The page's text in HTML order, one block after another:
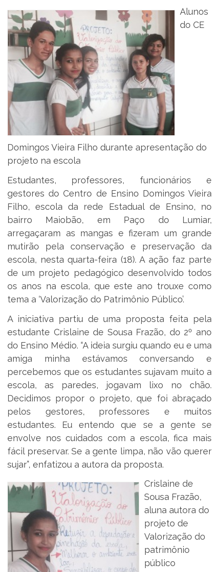
Alunos
do CE
Domingos Vieira Filho durante apresentação do
projeto na escola
Estudantes, professores, funcionários e
gestores do Centro de Ensino Domingos Vieira
Filho, escola da rede Estadual de Ensino, no
bairro Maiobão, em Paço do Lumiar,
arregaçaram as mangas e fizeram um grande
mutirão pela conservação e preservação da
escola, nesta quarta-feira (18). A ação faz parte
de um projeto pedagógico desenvolvido todos
os anos na escola, que este ano trouxe como
tema a ‘Valorização do Patrimônio Público’.
A iniciativa partiu de uma proposta feita pela
estudante Crislaine de Sousa Frazão, do 2º ano
do Ensino Médio. “A ideia surgiu quando eu e uma
amiga minha estávamos conversando e
percebemos que os estudantes sujavam muito a
escola, as paredes, jogavam lixo no chão.
Decidimos propor o projeto, que foi abraçado
pelos gestores, professores e muitos
estudantes. Eu entendo que se a gente se
envolve nos cuidados com a escola, fica mais
fácil preservar. Se a gente limpa, não vão querer
sujar”, enfatizou a autora da proposta.
Crislaine de
Sousa Frazão,
aluna autora do
projeto de
Valorização do
patrimônio
público